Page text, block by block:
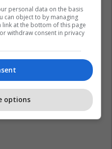
personal data on the basis
can object to by managing
at the bottom of this page
withdraw consent in privacy
options